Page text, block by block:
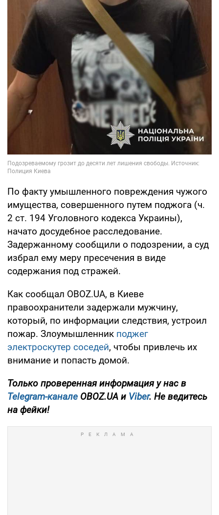
По факту умышленного повреждения чужого
имущества, совершенного путем поджога (ч.
2 ст. 194 Уголовного кодекса Украины),
начато досудебное расследование.
Задержанному сообщили о подозрении, а суд
избрал ему меру пресечения в виде
содержания под стражей.
Как сообщал OBOZ.UA, в Киеве
правоохранители задержали мужчину,
который, по информации следствия, устроил
пожар. Злоумышленник поджег
электроскутер соседей, чтобы привлечь их
внимание и попасть домой.
Только проверенная информация у нас в
Telegram-канале OBOZ.UA и Viber. Не ведитесь
на фейки!